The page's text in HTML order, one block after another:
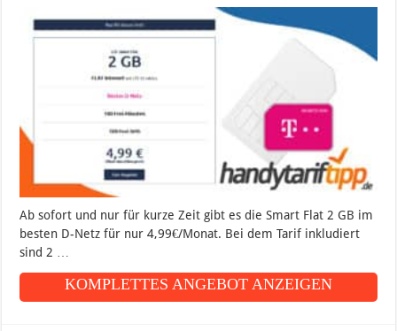
Ab sofort und nur für kurze Zeit gibt es die Smart Flat 2 GB im
besten D-Netz für nur 4,99€/Monat. Bei dem Tarif inkludiert
sind 2 …
KOMPLETTES ANGEBOT ANZEIGEN